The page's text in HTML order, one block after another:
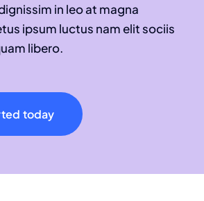
in leo at magna
ipsum luctus nam elit sociis
libero.
today